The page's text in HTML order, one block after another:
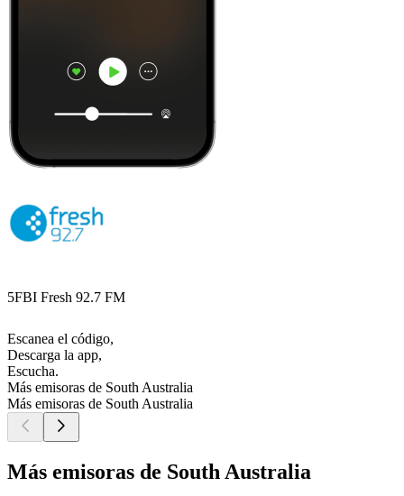
5FBI Fresh 92.7 FM
Escanea el código,
Descarga la app,
Escucha.
Más emisoras de South Australia
Más emisoras de South Australia
Más emisoras de South Australia